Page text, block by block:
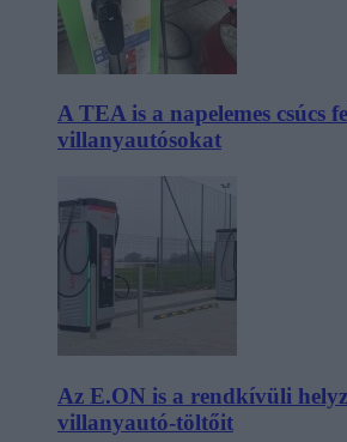
A TEA is a napelemes csúcs
villanyautósokat
Az E.ON is a rendkívüli
villanyautó-töltőit